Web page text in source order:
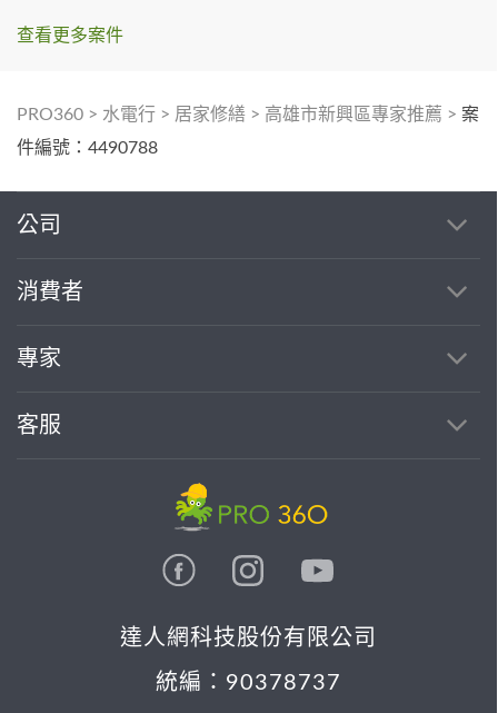
查看更多案件
PRO360 > 水電行 > 居家修繕 > 高雄市新興區專家推薦 > 案
件編號：4490788
公司
消費者
專家
客服
達人網科技股份有限公司
統編：90378737